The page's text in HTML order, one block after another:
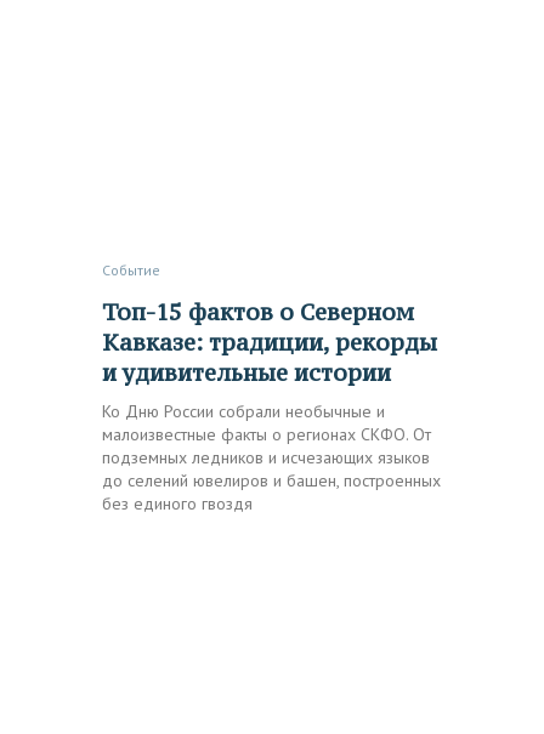
Событие
Топ-15 фактов о Северном
Кавказе: традиции, рекорды
и удивительные истории
Ко Дню России собрали необычные и
малоизвестные факты о регионах СКФО. От
подземных ледников и исчезающих языков
до селений ювелиров и башен, построенных
без единого гвоздя